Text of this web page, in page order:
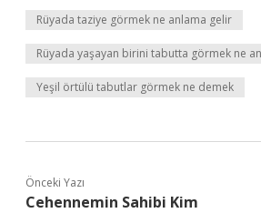
Rüyada taziye görmek ne anlama gelir
Rüyada yaşayan birini tabutta görmek ne
Yeşil örtülü tabutlar görmek ne demek
Önceki Yazı
Cehennemin Sahibi Kim